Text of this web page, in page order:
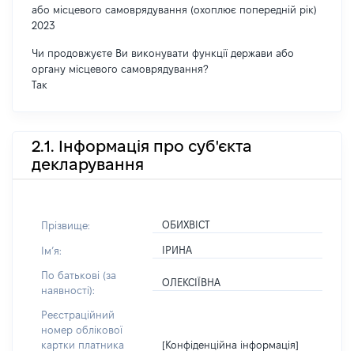
або місцевого самоврядування (охоплює попередній рік)
2023
Чи продовжуєте Ви виконувати функції держави або
органу місцевого самоврядування?
Так
2.1. Інформація про суб'єкта
декларування
Прізвище: ОБИХВІСТ
Імʼя: ІРИНА
По батькові (за
наявності):
ОЛЕКСІЇВНА
Реєстраційний
номер облікової
картки платника
[Конфіденційна інформація]